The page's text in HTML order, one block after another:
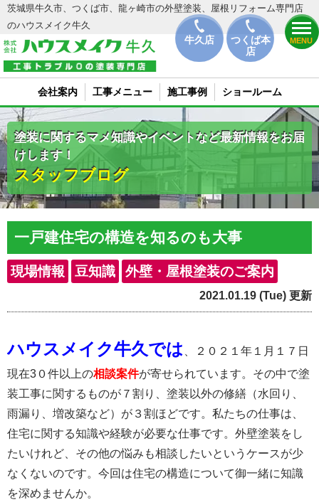
牛久店
つくば本
店
MENU
茨城県牛久市、つくば市、龍ヶ崎市の外壁塗装、屋根リフォーム専門店
のハウスメイク牛久
会社案内 工事メニュー 施工事例 ショールーム
塗装に関するマメ知識やイベントなど最新情報をお届
けします！
スタッフブログ
一戸建住宅の構造を知るのも大事
現場情報 豆知識 外壁・屋根塗装のご案内
2021.01.19 (Tue) 更新
ハウスメイク牛久では
、２０２１年１月１７日
現在3０件以上の相談案件が寄せられています。その中で塗
装工事に関するものが７割り、塗装以外の修繕（水回り、
雨漏り、増改築など）が３割ほどです。私たちの仕事は、
住宅に関する知識や経験が必要な仕事です。外壁塗装をし
たいけれど、その他の悩みも相談したいというケースが少
なくないのです。今回は住宅の構造について御一緒に知識
を深めませんか。